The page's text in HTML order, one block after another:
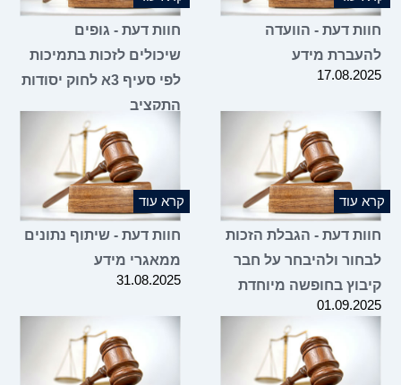
חוות דעת - הוועדה
להעברת מידע
17.08.2025
חוות דעת - גופים
שיכולים לזכות בתמיכות
לפי סעיף 3א לחוק יסודות
התקציב
קרא עוד
חוות דעת - הגבלת הזכות
לבחור ולהיבחר על חבר
קיבוץ בחופשה מיוחדת
01.09.2025
קרא עוד
חוות דעת - שיתוף נתונים
ממאגרי מידע
31.08.2025